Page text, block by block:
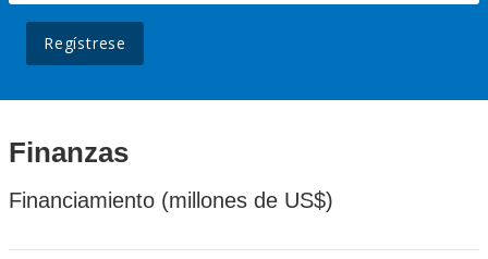
Regístrese
Finanzas
Financiamiento (millones de US$)